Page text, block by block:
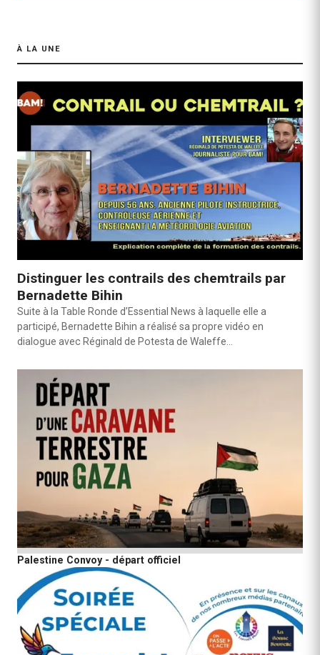
À LA UNE
Distinguer les contrails des chemtrails par
Bernadette Bihin
Suite à la Table Ronde d’Essential News à laquelle elle a
participé, Bernadette Bihin a réalisé sa propre vidéo en
dialogue avec Réginald de Potesta de Waleffe…
Palestine Convoy - départ officiel